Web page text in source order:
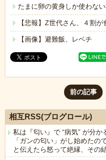
たまに卵の黄身しか使わな
【悲報】Z世代さん、４割
【画像】避難飯、レベチ
前の記事
相互RSS(ブログロール)
私は『匂い』で “病気” が分
「ガンの匂い」がし始めたの
と伝えたら怒って絶縁、その